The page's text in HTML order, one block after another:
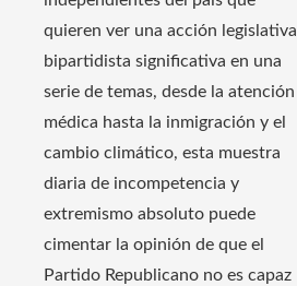
quieren ver una acción legislativa
bipartidista significativa en una
serie de temas, desde la atención
médica hasta la inmigración y el
cambio climático, esta muestra
diaria de incompetencia y
extremismo absoluto puede
cimentar la opinión de que el
Partido Republicano no es capaz